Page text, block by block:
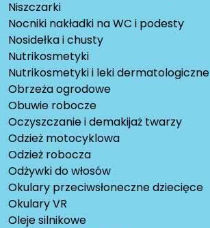
Niszczarki
Nocniki nakładki na WC i podesty
Nosidełka i chusty
Nutrikosmetyki
Nutrikosmetyki i leki dermatologiczne
Obrzeża ogrodowe
Obuwie robocze
Oczyszczanie i demakijaż twarzy
Odzież motocyklowa
Odzież robocza
Odżywki do włosów
Okulary przeciwsłoneczne dziecięce
Okulary VR
Oleje silnikowe